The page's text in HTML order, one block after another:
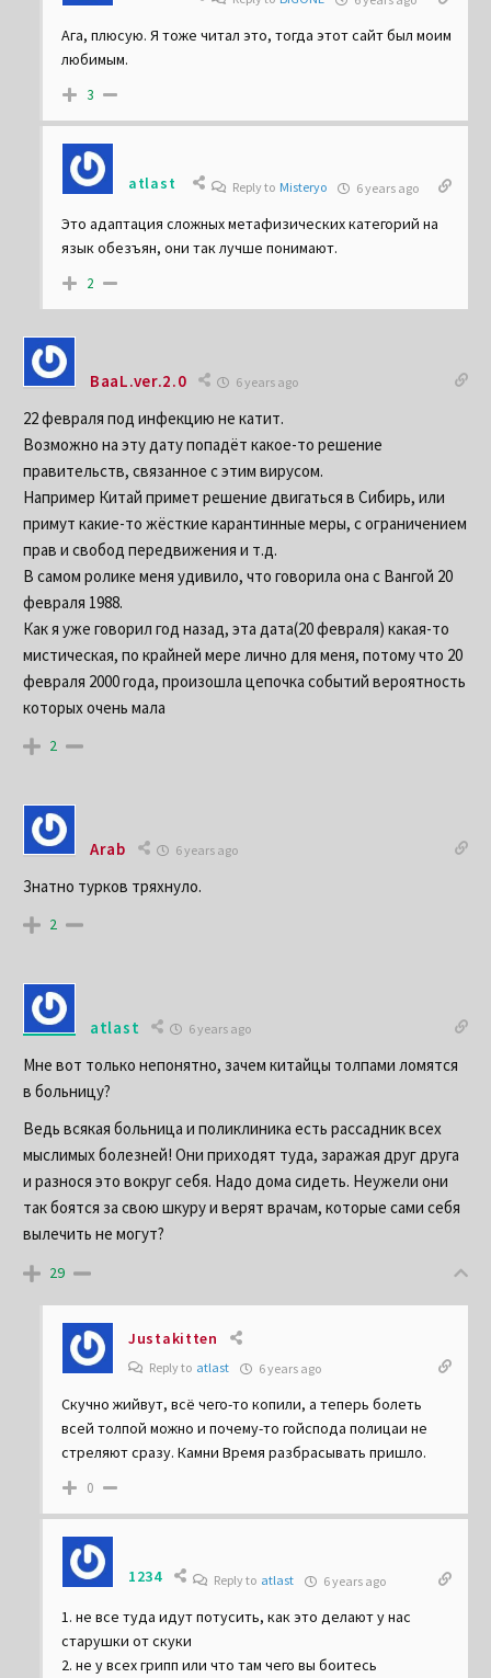
Ага, плюсую. Я тоже читал это, тогда этот сайт был моим
любимым.
3
atlast Reply to Misteryo 6 years ago
Это адаптация сложных метафизических категорий на
язык обезъян, они так лучше понимают.
2
BaaL.ver.2.0 6 years ago
22 февраля под инфекцию не катит.
Возможно на эту дату попадёт какое-то решение
правительств, связанное с этим вирусом.
Например Китай примет решение двигаться в Сибирь, или
примут какие-то жёсткие карантинные меры, с ограничением
прав и свобод передвижения и т.д.
В самом ролике меня удивило, что говорила она с Вангой 20
февраля 1988.
Как я уже говорил год назад, эта дата(20 февраля) какая-то
мистическая, по крайней мере лично для меня, потому что 20
февраля 2000 года, произошла цепочка событий вероятность
которых очень мала
2
Arab 6 years ago
Знатно турков тряхнуло.
2
atlast 6 years ago
Мне вот только непонятно, зачем китайцы толпами ломятся
в больницу?
Ведь всякая больница и поликлиника есть рассадник всех
мыслимых болезней! Они приходят туда, заражая друг друга
и разнося это вокруг себя. Надо дома сидеть. Неужели они
так боятся за свою шкуру и верят врачам, которые сами себя
вылечить не могут?
29
Justakitten
Reply to atlast 6 years ago
Скучно жийвут, всё чего-то копили, а теперь болеть
всей толпой можно и почему-то гойспода полицаи не
стреляют сразу. Камни Время разбрасывать пришло.
0
1234 Reply to atlast 6 years ago
1. не все туда идут потусить, как это делают у нас
старушки от скуки
2. не у всех грипп или что там чего вы боитесь